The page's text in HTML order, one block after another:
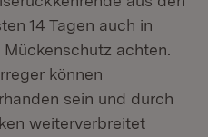
14 Tagen auch in
achten.
können
sein und durch
weiterverbreitet